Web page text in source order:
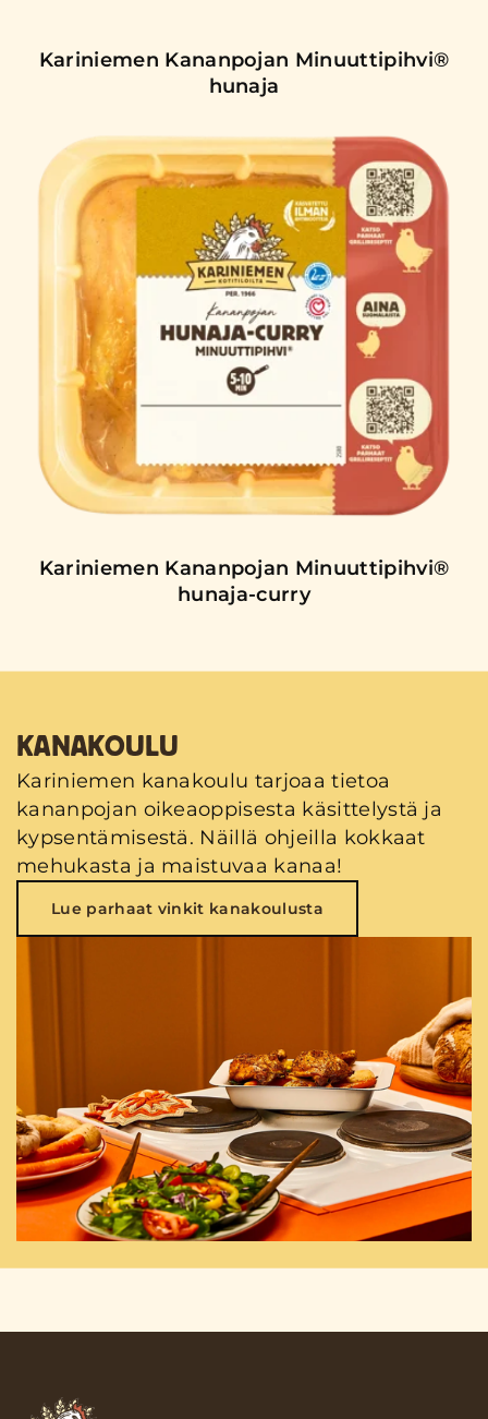
Kariniemen Kananpojan Minuuttipihvi®
hunaja
Kariniemen Kananpojan Minuuttipihvi®
hunaja-curry
KANAKOULU
Kariniemen kanakoulu tarjoaa tietoa
kananpojan oikeaoppisesta käsittelystä ja
kypsentämisestä. Näillä ohjeilla kokkaat
mehukasta ja maistuvaa kanaa!
Lue parhaat vinkit kanakoulusta